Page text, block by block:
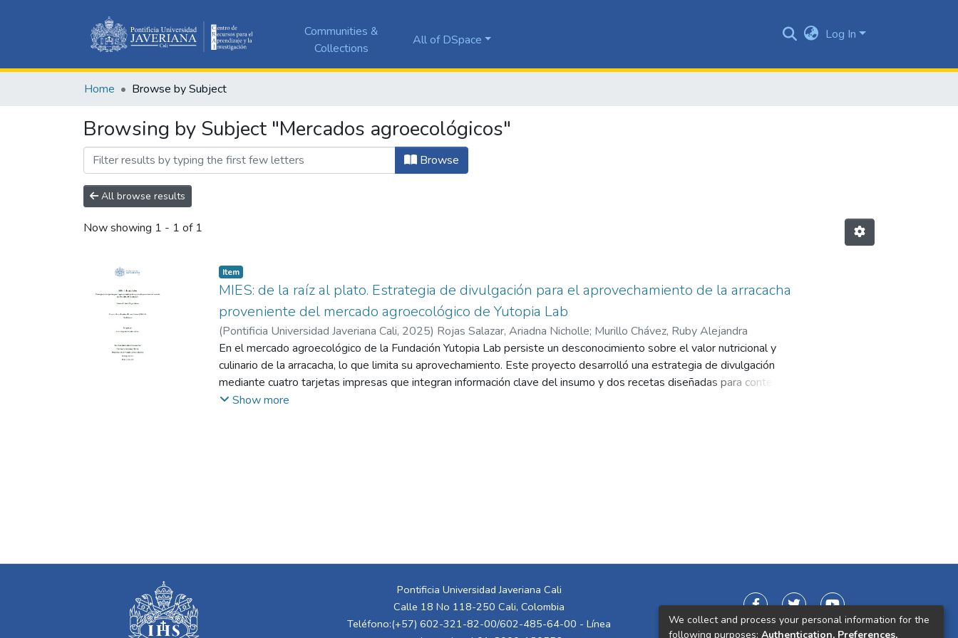
Communities &
Collections
All of DSpace Log In
Home Browse by Subject
Browsing by Subject "Mercados agroecológicos"
Browse
All browse results
Now showing 1 - 1 of 1
Item
MIES: de la raíz al plato. Estrategia de divulgación para el aprovechamiento de la arracacha
proveniente del mercado agroecológico de Yutopia Lab
(Pontificia Universidad Javeriana Cali, 2025) Rojas Salazar, Ariadna Nicholle; Murillo Chávez, Ruby Alejandra
En el mercado agroecológico de la Fundación Yutopia Lab persiste un desconocimiento sobre el valor nutricional y
culinario de la arracacha, lo que limita su aprovechamiento. Este proyecto desarrolló una estrategia de divulgación
mediante cuatro tarjetas impresas que integran información clave del insumo y dos recetas diseñadas para contextos
cotidianos. A través de revisión bibliográfica, experimentación culinaria y validación en campo, se evidenció que
Show more
Pontificia Universidad Javeriana Cali
Calle 18 No 118-250 Cali, Colombia
Teléfono:(+57) 602-321-82-00/602-485-64-00 - Línea
We collect and process your personal information for the
following purposes: Authentication, Preferences,